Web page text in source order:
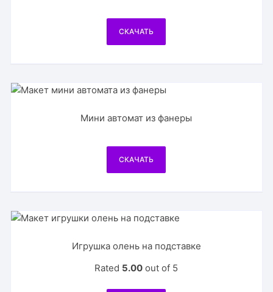
СКАЧАТЬ
Мини автомат из фанеры
СКАЧАТЬ
Игрушка олень на подставке
Rated 5.00 out of 5